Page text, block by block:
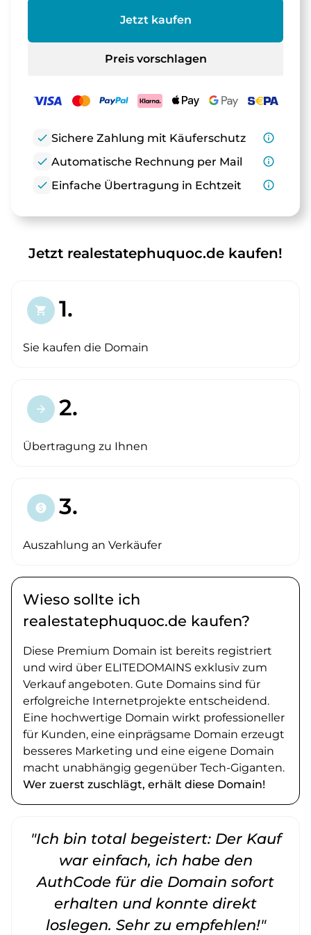
Jetzt kaufen
Preis vorschlagen
check Sichere Zahlung mit Käuferschutz
info_outline
check Automatische Rechnung per Mail
info_outline
check Einfache Übertragung in Echtzeit info_outline
Jetzt realestatephuquoc.de kaufen!
shopping_cart 1.
Sie kaufen die Domain
arrow_forward 2.
Übertragung zu Ihnen
paid 3.
Auszahlung an Verkäufer
Wieso sollte ich
realestatephuquoc.de kaufen?
Diese Premium Domain ist bereits registriert
und wird über ELITEDOMAINS exklusiv zum
Verkauf angeboten. Gute Domains sind für
erfolgreiche Internetprojekte entscheidend.
Eine hochwertige Domain wirkt professioneller
für Kunden, eine einprägsame Domain erzeugt
besseres Marketing und eine eigene Domain
macht unabhängig gegenüber Tech-Giganten.
Wer zuerst zuschlägt, erhält diese Domain!
"Ich bin total begeistert: Der Kauf
war einfach, ich habe den
AuthCode für die Domain sofort
erhalten und konnte direkt
loslegen. Sehr zu empfehlen!"